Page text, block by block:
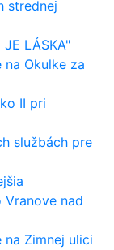
strednej
LÁSKA"
na Okulke za
II pri
službách pre
nad
na Zimnej ulici